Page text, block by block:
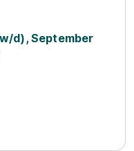
d), September